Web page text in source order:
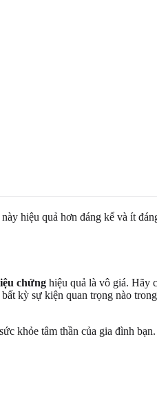
hiệu quả hơn đáng kể và ít
chứng hiệu quả là vô giá. Hãy
kỳ sự kiện quan trọng nào
khỏe tâm thần của gia đình